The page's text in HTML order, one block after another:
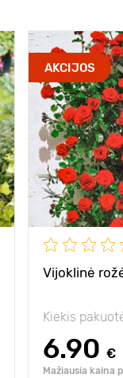
AKCIJOS
Vijoklinė
Kiekis
6.90 €
Mažiausia kaina